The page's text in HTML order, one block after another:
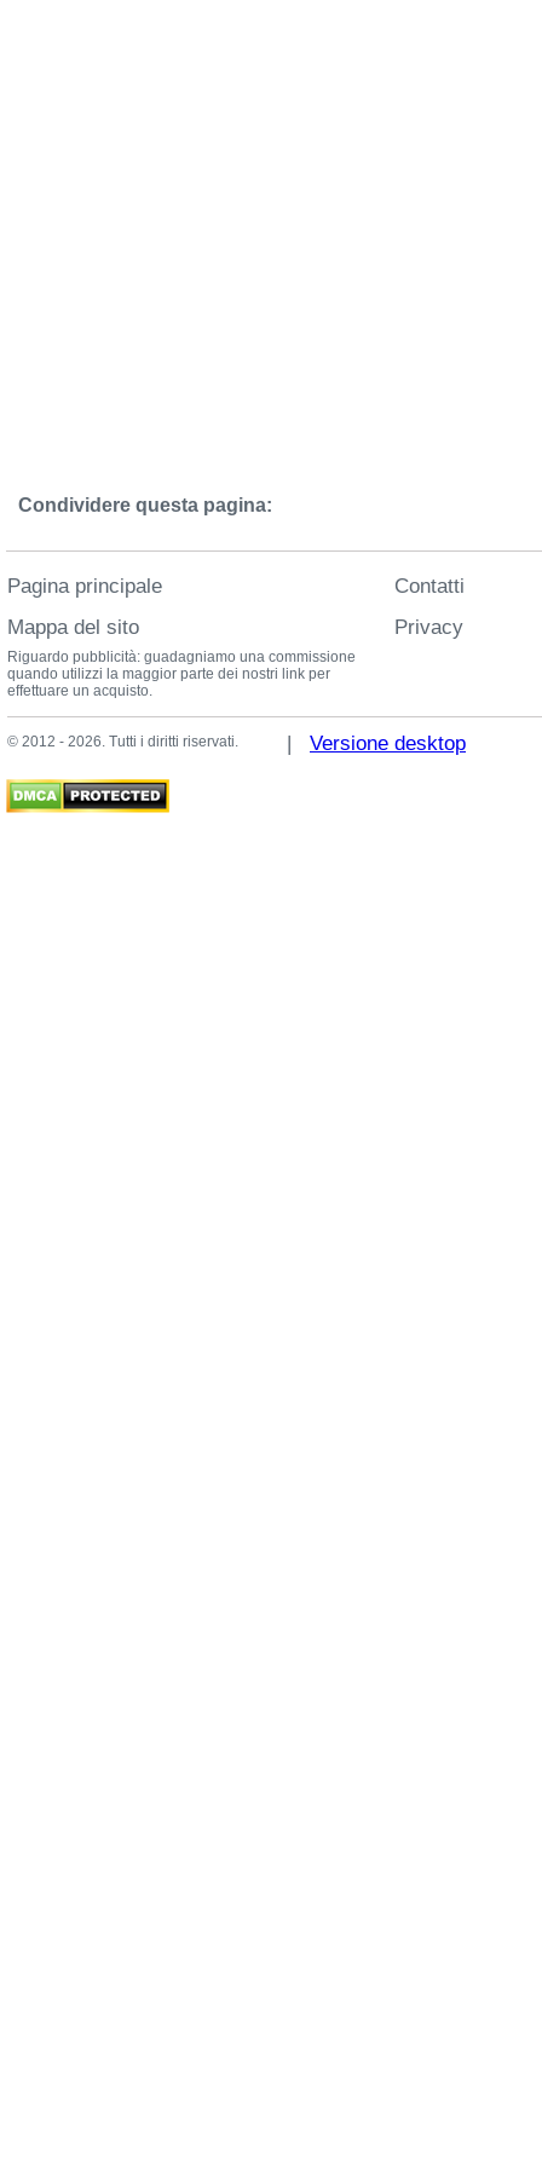
Condividere questa pagina:
Pagina principale
Mappa del sito
Contatti
Privacy
Riguardo pubblicità: guadagniamo una commissione
quando utilizzi la maggior parte dei nostri link per
effettuare un acquisto.
© 2012 - 2026. Tutti i diritti riservati. | Versione desktop